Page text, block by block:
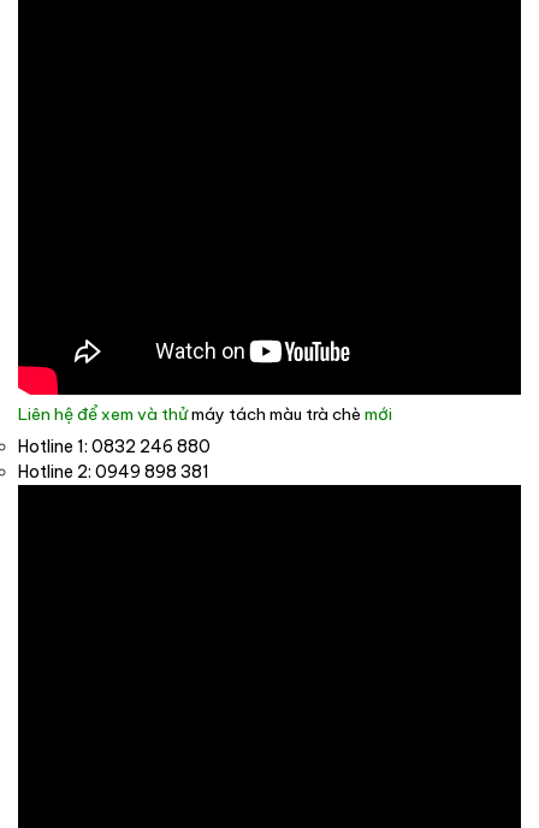
Liên hệ để xem và thửmáy tách màu trà chè mới
Hotline 1: 0832 246 880
Hotline 2: 0949 898 381